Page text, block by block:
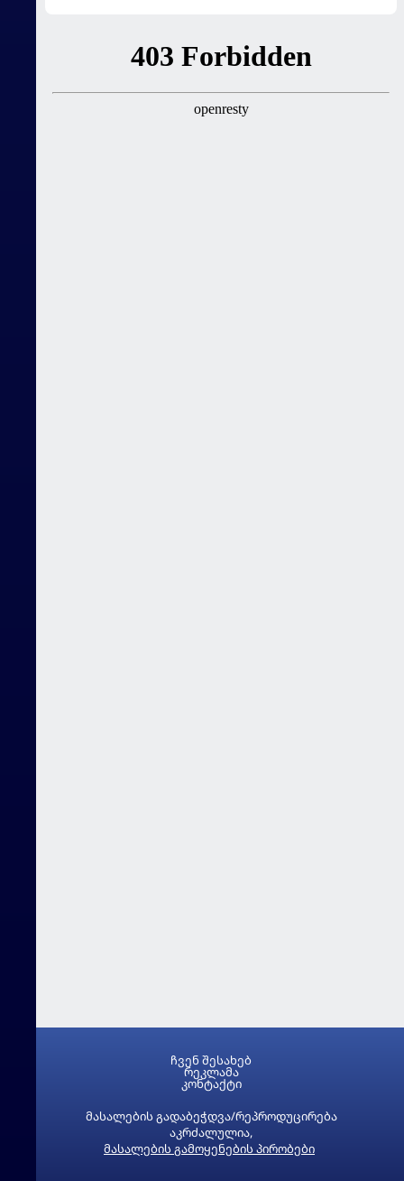
მასალების გადაბეჭდვა/რეპროდუცირება
აკრძალულია,
მასალების გამოყენების პირობები
ჩვენ შესახებ
რეკლამა
კონტაქტი